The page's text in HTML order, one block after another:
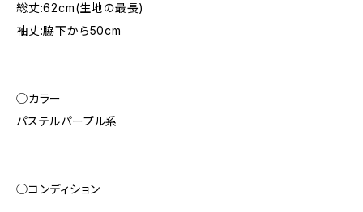
総丈:62cm(生地の最長)
袖丈:脇下から50cm
◯カラー
パステルパープル系
◯コンディション